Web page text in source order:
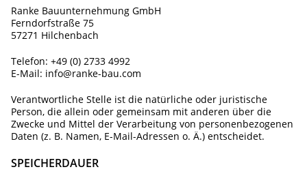
Ranke Bauunternehmung GmbH
Ferndorfstraße 75
57271 Hilchenbach
Telefon: +49 (0) 2733 4992
E-Mail: info@ranke-bau.com
Verantwortliche Stelle ist die natürliche oder juristische
Person, die allein oder gemeinsam mit anderen über die
Zwecke und Mittel der Verarbeitung von personenbezogenen
Daten (z. B. Namen, E-Mail-Adressen o. Ä.) entscheidet.
SPEICHERDAUER